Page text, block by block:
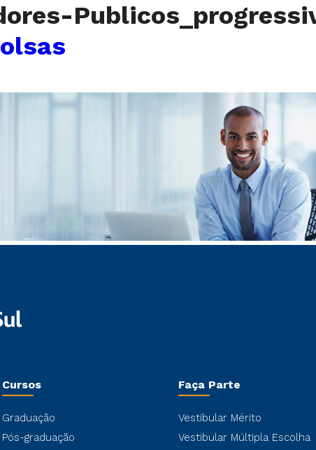
Cursos
Graduação
Pós-graduação
Faça Parte
Vestibular Mérito
Vestibular Múltipla Escolha